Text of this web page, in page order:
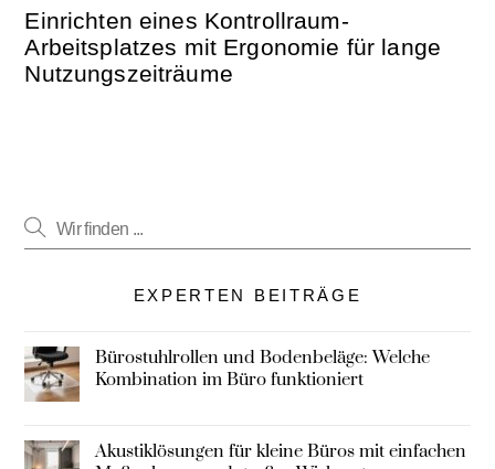
Einrichten eines Kontrollraum-
Arbeitsplatzes mit Ergonomie für lange
Nutzungszeiträume
EXPERTEN BEITRÄGE
Bürostuhlrollen und Bodenbeläge: Welche
Kombination im Büro funktioniert
Akustiklösungen für kleine Büros mit einfachen